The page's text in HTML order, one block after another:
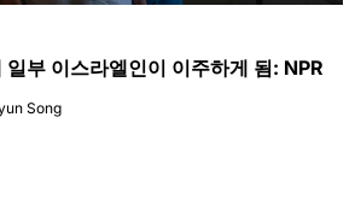
부 이스라엘인이 이주하게 됨: NPR
Song